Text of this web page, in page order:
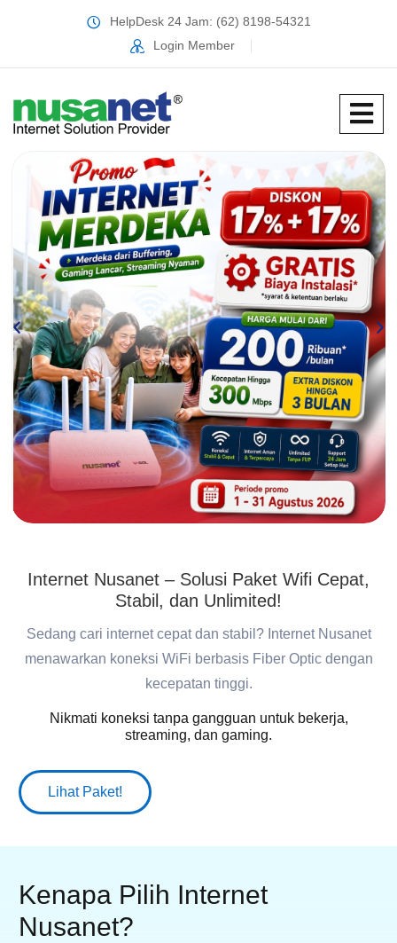
HelpDesk 24 Jam: (62) 8198-54321
Login Member
Internet Nusanet – Solusi Paket Wifi Cepat,
Stabil, dan Unlimited!
Sedang cari internet cepat dan stabil? Internet Nusanet
menawarkan koneksi WiFi berbasis Fiber Optic dengan
kecepatan tinggi.
Nikmati koneksi tanpa gangguan untuk bekerja,
streaming, dan gaming.
Lihat Paket!
Kenapa Pilih Internet
Nusanet?